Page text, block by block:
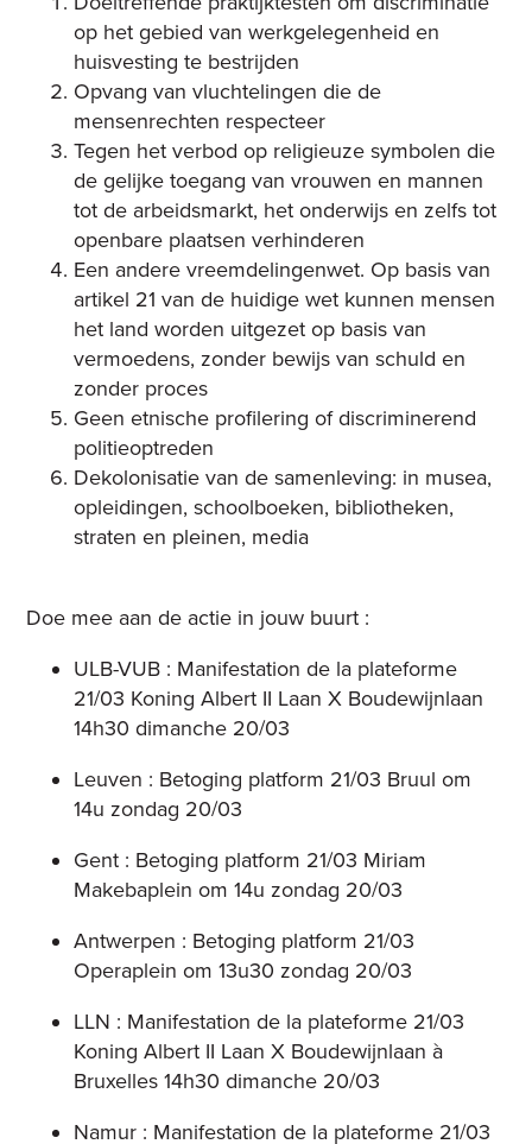
op het gebied van werkgelegenheid en
huisvesting te bestrijden
Opvang van vluchtelingen die de
mensenrechten respecteer
Tegen het verbod op religieuze symbolen die
de gelijke toegang van vrouwen en mannen
tot de arbeidsmarkt, het onderwijs en zelfs tot
openbare plaatsen verhinderen
Een andere vreemdelingenwet. Op basis van
artikel 21 van de huidige wet kunnen mensen
het land worden uitgezet op basis van
vermoedens, zonder bewijs van schuld en
zonder proces
Geen etnische profilering of discriminerend
politieoptreden
Dekolonisatie van de samenleving: in musea,
opleidingen, schoolboeken, bibliotheken,
straten en pleinen, media
Doe mee aan de actie in jouw buurt :
ULB-VUB : Manifestation de la plateforme
21/03 Koning Albert II Laan X Boudewijnlaan
14h30 dimanche 20/03
Leuven : Betoging platform 21/03 Bruul om
14u zondag 20/03
Gent : Betoging platform 21/03 Miriam
Makebaplein om 14u zondag 20/03
Antwerpen : Betoging platform 21/03
Operaplein om 13u30 zondag 20/03
LLN : Manifestation de la plateforme 21/03
Koning Albert II Laan X Boudewijnlaan à
Bruxelles 14h30 dimanche 20/03
Namur : Manifestation de la plateforme 21/03